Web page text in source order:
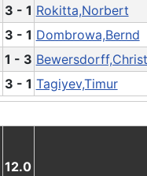
3 - 1 Rokitta,Norbert
3 - 1 Dombrowa,Bernd
1 - 3
3 - 1 Tagiyev,Timur
12.0